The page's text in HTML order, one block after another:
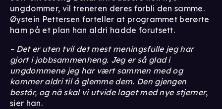
ungdommer, vil treneren deres forbli den samme.
Øystein Pettersen forteller at programmet berørte
ham på et plan han aldri hadde forutsett.
– Det er uten tvil det mest meningsfulle jeg har
gjort i jobbsammenheng. Jeg er så glad i
ungdommene jeg har vært sammen med og
kommer aldri til å glemme dem. Den gjengen
består, og nå skal vi utvide laget med nye stjerner,
sier han.